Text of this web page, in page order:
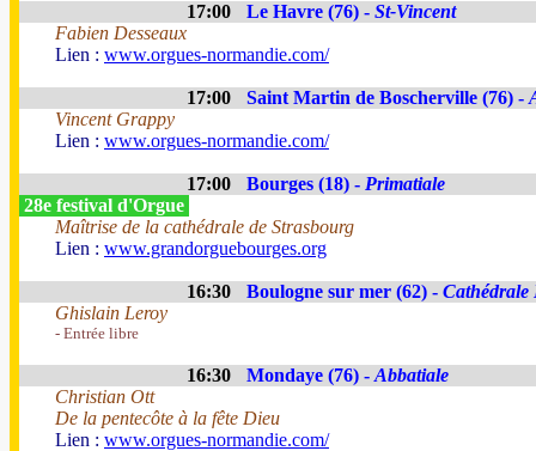
17:00 Le Havre (76) - St-Vincent
Fabien Desseaux
Lien : www.orgues-normandie.com/
17:00 Saint Martin de Boscherville (76) -
Vincent Grappy
Lien : www.orgues-normandie.com/
17:00 Bourges (18) - Primatiale
28e festival d'Orgue
Maîtrise de la cathédrale de Strasbourg
Lien : www.grandorguebourges.org
16:30 Boulogne sur mer (62) - Cathédrale
Ghislain Leroy
- Entrée libre
16:30 Mondaye (76) - Abbatiale
Christian Ott
De la pentecôte à la fête Dieu
Lien : www.orgues-normandie.com/